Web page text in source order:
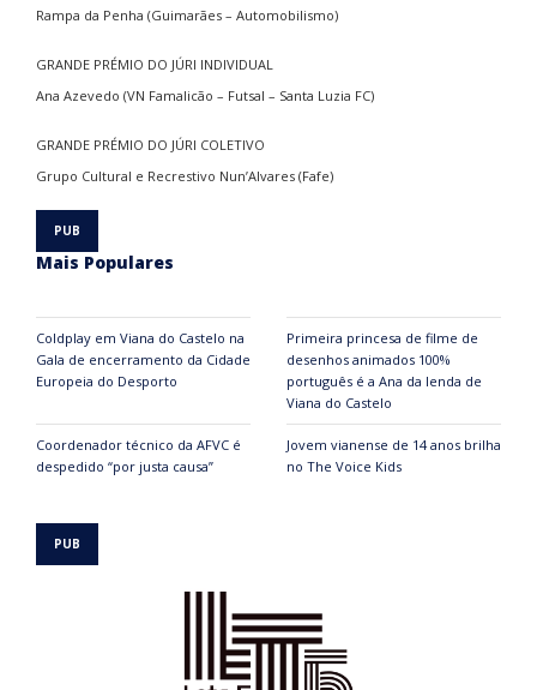
Rampa da Penha (Guimarães – Automobilismo)
GRANDE PRÉMIO DO JÚRI INDIVIDUAL
Ana Azevedo (VN Famalicão – Futsal – Santa Luzia FC)
GRANDE PRÉMIO DO JÚRI COLETIVO
Grupo Cultural e Recrestivo Nun’Alvares (Fafe)
Mais Populares
Coldplay em Viana do Castelo na
Gala de encerramento da Cidade
Europeia do Desporto
Primeira princesa de filme de
desenhos animados 100%
português é a Ana da lenda de
Viana do Castelo
Coordenador técnico da AFVC é
despedido “por justa causa”
Jovem vianense de 14 anos brilha
no The Voice Kids